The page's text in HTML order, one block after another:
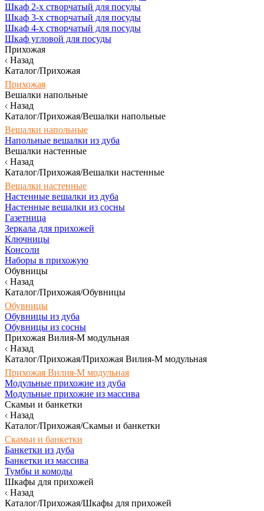
Шкаф 2-х створчатый для посуды
Шкаф 3-х створчатый для посуды
Шкаф 4-х створчатый для посуды
Шкаф угловой для посуды
Прихожая
Назад
Каталог/Прихожая
Прихожая
Вешалки напольные
Назад
Каталог/Прихожая/Вешалки напольные
Вешалки напольные
Напольные вешалки из дуба
Вешалки настенные
Назад
Каталог/Прихожая/Вешалки настенные
Вешалки настенные
Настенные вешалки из дуба
Настенные вешалки из сосны
Газетница
Зеркала для прихожей
Ключницы
Консоли
Наборы в прихожую
Обувницы
Назад
Каталог/Прихожая/Обувницы
Обувницы
Обувницы из дуба
Обувницы из сосны
Прихожая Вилия-М модульная
Назад
Каталог/Прихожая/Прихожая Вилия-М модульная
Прихожая Вилия-М модульная
Модульные прихожие из дуба
Модульные прихожие из массива
Скамьи и банкетки
Назад
Каталог/Прихожая/Скамьи и банкетки
Скамьи и банкетки
Банкетки из дуба
Банкетки из массива
Тумбы и комоды
Шкафы для прихожей
Назад
Каталог/Прихожая/Шкафы для прихожей